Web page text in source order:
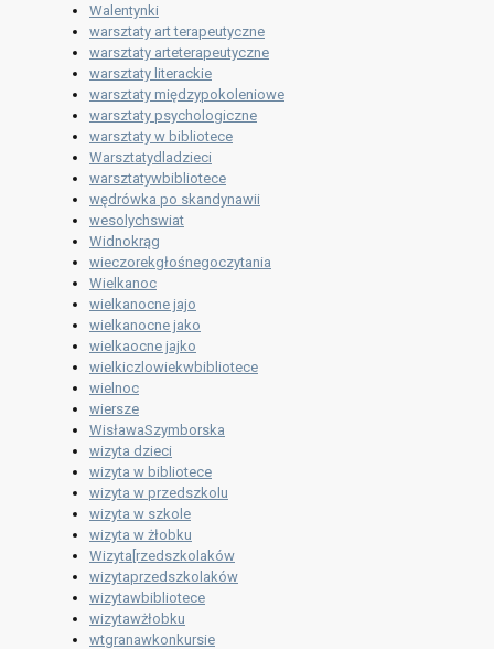
Walentynki
warsztaty art terapeutyczne
warsztaty arteterapeutyczne
warsztaty literackie
warsztaty międzypokoleniowe
warsztaty psychologiczne
warsztaty w bibliotece
Warsztatydladzieci
warsztatywbibliotece
wędrówka po skandynawii
wesolychswiat
Widnokrąg
wieczorekgłośnegoczytania
Wielkanoc
wielkanocne jajo
wielkanocne jako
wielkaocne jajko
wielkiczlowiekwbibliotece
wielnoc
wiersze
WisławaSzymborska
wizyta dzieci
wizyta w bibliotece
wizyta w przedszkolu
wizyta w szkole
wizyta w żłobku
Wizyta[rzedszkolaków
wizytaprzedszkolaków
wizytawbibliotece
wizytawżłobku
wtgranawkonkursie